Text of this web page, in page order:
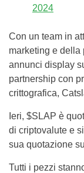
2024
Con un team in
marketing e della
annunci display
partnership con
crittografica,
Ieri, $SLAP è
di criptovalute e
sua quotazione
Tutti i pezzi